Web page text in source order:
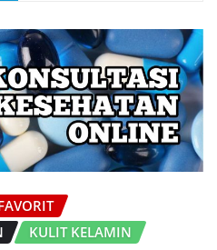
KULIT KELAMIN